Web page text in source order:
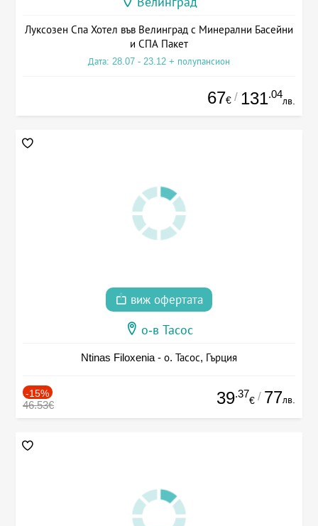
Луксозен Спа Хотел във Велинград с Минерални Басейни
и СПА Пакет
Дата: 28.07 - 23.12 + полупансион
67€ / 131.04
лв.
виж офертата
о-в Тасос
Ntinas Filoxenia - о. Тасос, Гърция
-15%
46.53€ 39.37
€ / 77лв.